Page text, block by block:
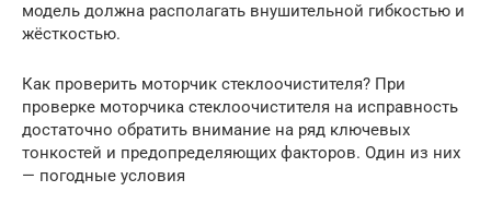
модель должна располагать внушительной гибкостью и
жёсткостью.
Как проверить моторчик стеклоочистителя? При
проверке моторчика стеклоочистителя на исправность
достаточно обратить внимание на ряд ключевых
тонкостей и предопределяющих факторов. Один из них
— погодные условия